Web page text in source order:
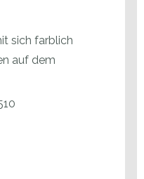
sich farblich
auf dem